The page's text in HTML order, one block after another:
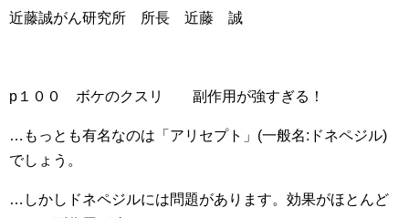
近藤誠がん研究所 所長 近藤 誠
p１００ ボケのクスリ 副作用が強すぎる！
…もっとも有名なのは「アリセプト」(一般名:ドネペジル)
でしょう。
…しかしドネペジルには問題があります。効果がほとんど